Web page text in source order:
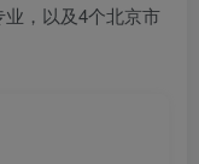
，以及4个北京市